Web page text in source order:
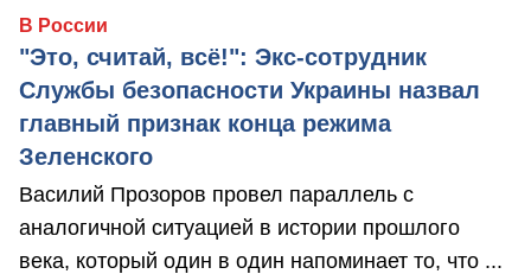
В России
"Это, считай, всё!": Экс-сотрудник
Службы безопасности Украины назвал
главный признак конца режима
Зеленского
Василий Прозоров провел параллель с
аналогичной ситуацией в истории прошлого
века, который один в один напоминает то, что ...